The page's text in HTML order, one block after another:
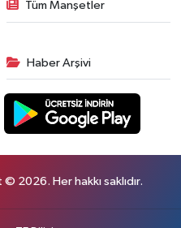
Tüm Manşetler
Haber Arşivi
2026. Her hakkı saklıdır.